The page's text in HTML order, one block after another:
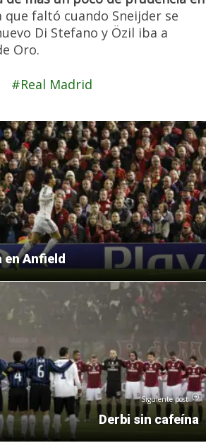
que faltó cuando Sneijder se
Di Stefano y Özil iba a
Oro.
Real Madrid
en Anfield
Siguiente post
Derbi sin cafeína